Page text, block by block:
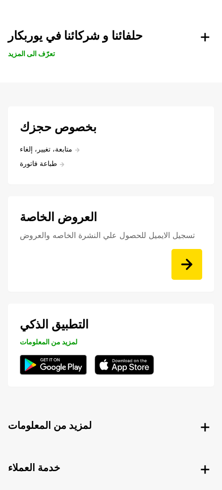
حلفائنا و شركائنا في يوربكار
تعرّف الى المزيد
بخصوص حجزك
متابعة، تغيير، إلغاء
طباعة فاتورة
العروض الخاصة
تسجيل الايميل للحصول علي النشرة الخاصه والعروض
التطبيق الذكي
لمزيد من المعلومات
لمزيد من المعلومات
خدمة العملاء